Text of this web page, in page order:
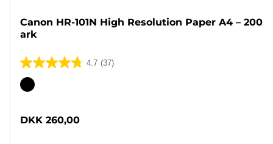
Canon HR-101N High Resolution Paper A4 – 200
ark
4.7 (37)
4.7
ud
stjerner.
Farvepatron
DKK 260,00